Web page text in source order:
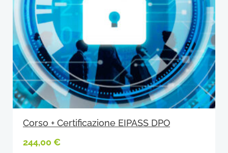
Corso + Certificazione EIPASS DPO
244,00 €